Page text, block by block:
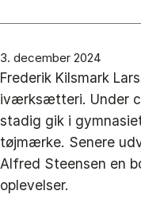
3. december 2024
Frederik Kilsmark
iværksætteri. Under
stadig gik i
tøjmærke. Senere
Alfred Steensen en
oplevelser.